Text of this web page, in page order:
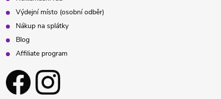
Výdejní místo (osobní odběr)
Nákup na splátky
Blog
Affiliate program